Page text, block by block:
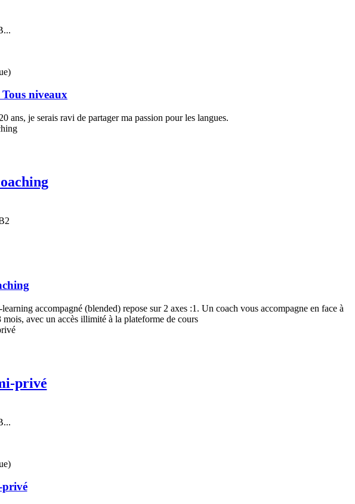
niveaux
ans, je serais ravi de partager ma passion pour les langues.
accompagné (blended) repose sur 2 axes :1. Un coach vous accompagne en face à
avec un accès illimité à la plateforme de cours
privé
privé